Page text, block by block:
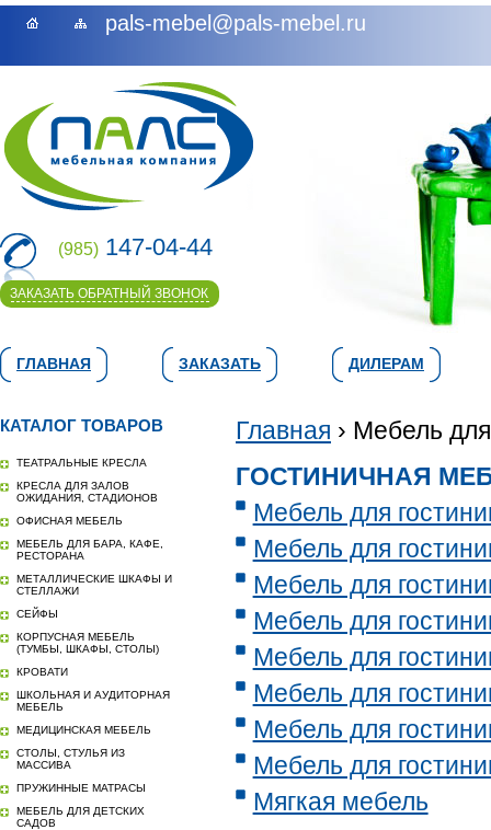
pals-mebel@pals-mebel.ru
(985) 147-04-44
ЗАКАЗАТЬ ОБРАТНЫЙ ЗВОНОК
ГЛАВНАЯ ЗАКАЗАТЬ ДИЛЕРАМ
КАТАЛОГ ТОВАРОВ
ТЕАТРАЛЬНЫЕ КРЕСЛА
КРЕСЛА ДЛЯ ЗАЛОВ
ОЖИДАНИЯ, СТАДИОНОВ
ОФИСНАЯ МЕБЕЛЬ
МЕБЕЛЬ ДЛЯ БАРА, КАФЕ,
РЕСТОРАНА
МЕТАЛЛИЧЕСКИЕ ШКАФЫ И
СТЕЛЛАЖИ
СЕЙФЫ
КОРПУСНАЯ МЕБЕЛЬ
(ТУМБЫ, ШКАФЫ, СТОЛЫ)
КРОВАТИ
ШКОЛЬНАЯ И АУДИТОРНАЯ
МЕБЕЛЬ
МЕДИЦИНСКАЯ МЕБЕЛЬ
СТОЛЫ, СТУЛЬЯ ИЗ
МАССИВА
ПРУЖИННЫЕ МАТРАСЫ
МЕБЕЛЬ ДЛЯ ДЕТСКИХ
САДОВ
Главная › Мебель
ГОСТИНИЧНАЯ
Мебель для
Мебель для
Мебель для
Мебель для
Мебель для
Мебель для
Мебель для
Мебель для
Мягкая мебель